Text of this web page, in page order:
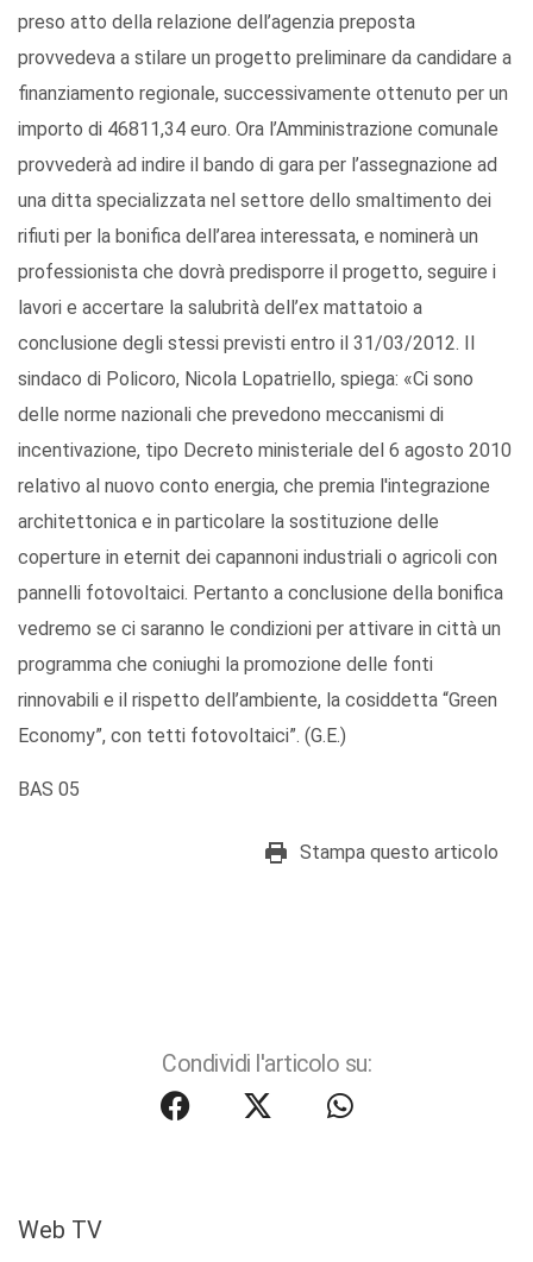
preso atto della relazione dell’agenzia preposta
provvedeva a stilare un progetto preliminare da candidare a
finanziamento regionale, successivamente ottenuto per un
importo di 46811,34 euro. Ora l’Amministrazione comunale
provvederà ad indire il bando di gara per l’assegnazione ad
una ditta specializzata nel settore dello smaltimento dei
rifiuti per la bonifica dell’area interessata, e nominerà un
professionista che dovrà predisporre il progetto, seguire i
lavori e accertare la salubrità dell’ex mattatoio a
conclusione degli stessi previsti entro il 31/03/2012. Il
sindaco di Policoro, Nicola Lopatriello, spiega: «Ci sono
delle norme nazionali che prevedono meccanismi di
incentivazione, tipo Decreto ministeriale del 6 agosto 2010
relativo al nuovo conto energia, che premia l'integrazione
architettonica e in particolare la sostituzione delle
coperture in eternit dei capannoni industriali o agricoli con
pannelli fotovoltaici. Pertanto a conclusione della bonifica
vedremo se ci saranno le condizioni per attivare in città un
programma che coniughi la promozione delle fonti
rinnovabili e il rispetto dell’ambiente, la cosiddetta “Green
Economy”, con tetti fotovoltaici”. (G.E.)
BAS 05
Stampa questo articolo
Condividi l'articolo su:
Web TV